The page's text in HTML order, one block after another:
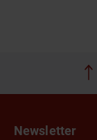
Newsletter